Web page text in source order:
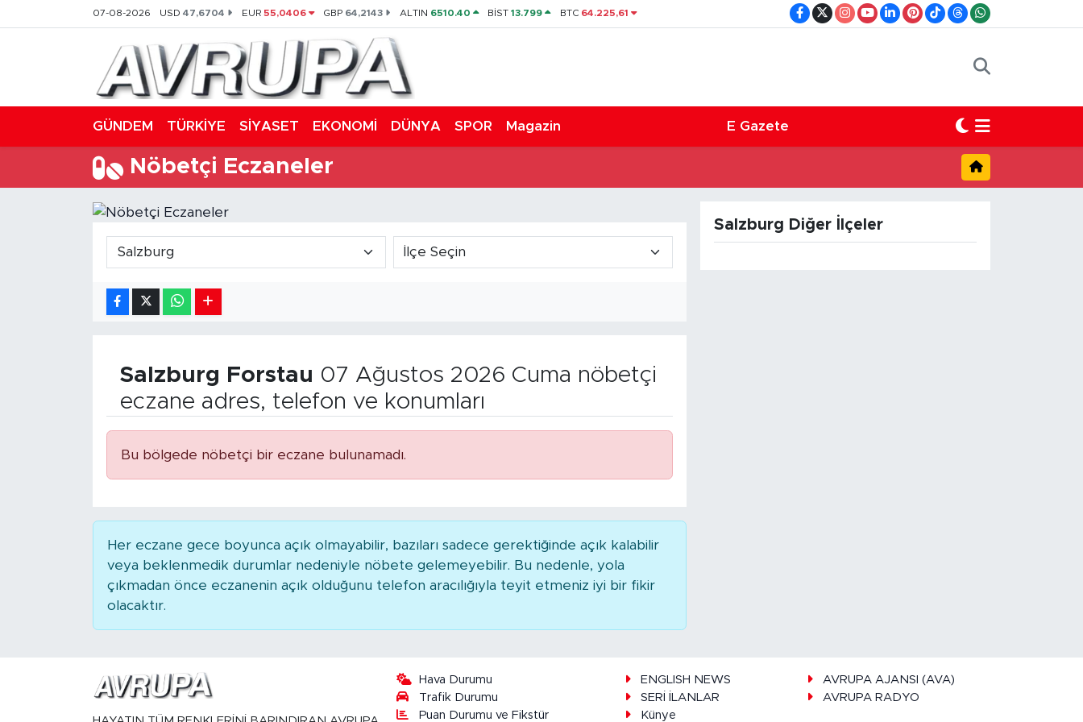
07-08-2026 USD47,6704 EUR 55,0406 GBP 64,2143 ALTIN 6510.40 BİST13.799 BTC 64.225,61
GÜNDEM TÜRKİYE SİYASET EKONOMİ DÜNYA SPOR Magazin E Gazete
Nöbetçi Eczaneler
Salzburg Forstau 07 Ağustos 2026 Cuma nöbetçi
eczane adres, telefon ve konumları
Bu bölgede nöbetçi bir eczane bulunamadı.
Her eczane gece boyunca açık olmayabilir, bazıları sadece gerektiğinde açık kalabilir
veya beklenmedik durumlar nedeniyle nöbete gelemeyebilir. Bu nedenle, yola
çıkmadan önce eczanenin açık olduğunu telefon aracılığıyla teyit etmeniz iyi bir fikir
olacaktır.
Salzburg Diğer İlçeler
Hava Durumu
Trafik Durumu
Puan Durumu ve Fikstür
ENGLISH NEWS
AVRUPA AJANSI (AVA)
SERİ İLANLAR
AVRUPA RADYO
Künye
TÜRKİYE
EKONOMİ
Hava Durumu
Trafik Durumu
Tüm Manşetler
Haber Arşivi